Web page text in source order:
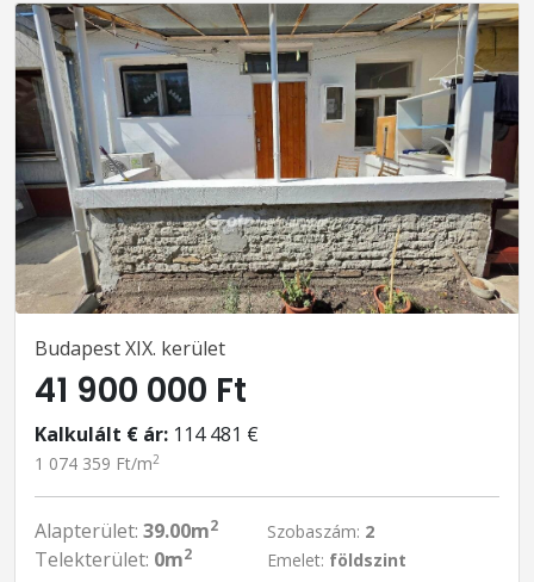
Budapest XIX. kerület
41 900 000 Ft
Kalkulált € ár: 114 481 €
1 074 359 Ft/m2
Alapterület: 39.00m2
Telekterület: 0m2
Szobaszám: 2
Emelet: földszint